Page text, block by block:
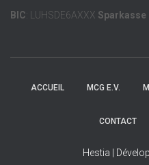
BIC: LUHSDE6AXXX Sparkasse
ACCUEIL MCG E.V.
CONTACT
Hestia |